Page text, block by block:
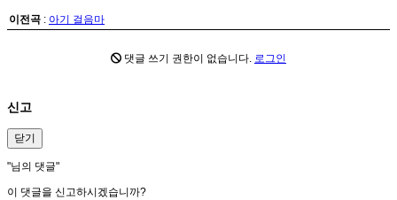
이전곡 : 아기 걸음마
댓글 쓰기 권한이 없습니다. 로그인
신고
닫기
"님의 댓글"
이 댓글을 신고하시겠습니까?